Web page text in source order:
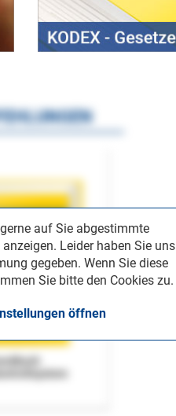
auf Sie abgestimmte
Leider haben Sie uns
gegeben. Wenn Sie diese
Sie bitte den Cookies zu.
öffnen